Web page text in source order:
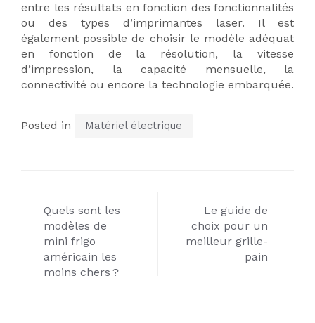
entre les résultats en fonction des fonctionnalités
ou des types d’imprimantes laser. Il est
également possible de choisir le modèle adéquat
en fonction de la résolution, la vitesse
d’impression, la capacité mensuelle, la
connectivité ou encore la technologie embarquée.
Posted in Matériel électrique
Navigation
l’article
Quels sont les
modèles de
mini frigo
américain les
moins chers ?
Le guide de
choix pour un
meilleur grille-
pain